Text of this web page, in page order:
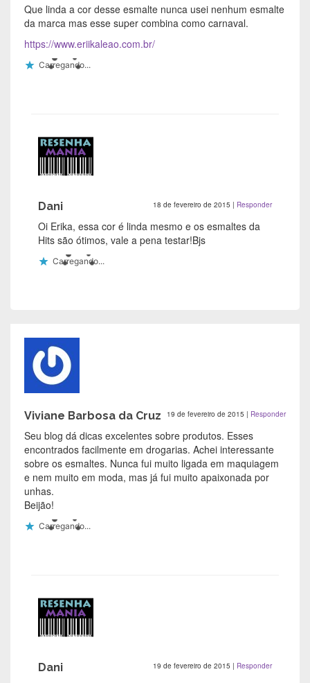
Que linda a cor desse esmalte nunca usei nenhum esmalte
da marca mas esse super combina como carnaval.
https://www.eriikaleao.com.br/
Carregando...
Dani 18 de fevereiro de 2015 | Responder
Oi Erika, essa cor é linda mesmo e os esmaltes da
Hits são ótimos, vale a pena testar!Bjs
Carregando...
Viviane Barbosa da Cruz 19 de fevereiro de 2015 | Responder
Seu blog dá dicas excelentes sobre produtos. Esses
encontrados facilmente em drogarias. Achei interessante
sobre os esmaltes. Nunca fui muito ligada em maquiagem
e nem muito em moda, mas já fui muito apaixonada por
unhas.
Beijão!
Carregando...
Dani 19 de fevereiro de 2015 | Responder